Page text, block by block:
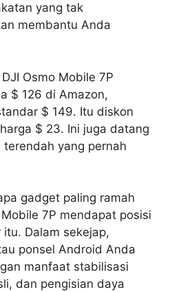
yang tak
membantu Anda
Osmo Mobile 7P
$ 126 di Amazon,
$ 149. Itu diskon
$ 23. Ini juga datang
yang pernah
gadget paling ramah
7P mendapat posisi
Dalam sekejap,
ponsel Android Anda
manfaat stabilisasi
dan pengisian daya